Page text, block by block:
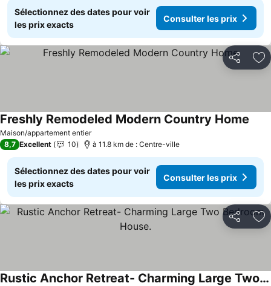
Sélectionnez des dates pour voir
les prix exacts
Consulter les prix
Partager
Maison/appartement entier
Freshly Remodeled Modern Country Home
8,7 Excellent 10 à 11.8 km de : Centre-ville
Sélectionnez des dates pour voir
les prix exacts
Consulter les prix
Partager
Rustic Anchor Retreat- Charming Large Two Bedroom House.